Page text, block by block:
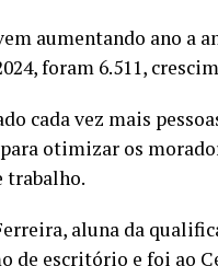
aumentando ano a
foram 6.511,
cada vez mais
otimizar os
trabalho.
aluna da
de escritório e foi ao